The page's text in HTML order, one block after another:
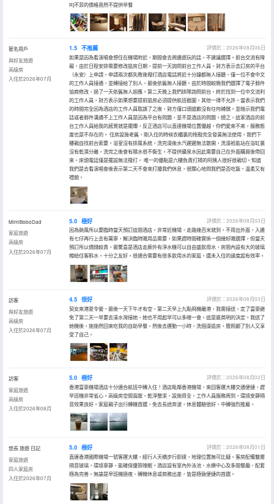
R]不菲的價格竟然不提供早餐
匿名用戶
與好友旅遊
高級房
入住於2026年07月
1.5 不推薦
評價於：2026年08月06日
如果是因為看演唱會想住在機場附近，期間會去周邊遊玩的話，不建議選擇。前台交流有障
礙，由於日程安排需要修改退房日期，提前一天詢問前台工作人員，對方表示去訂房的平台
（永安）上申請，申請兩次都失敗後撥打酒店電話將近十分鐘都無人接聽，僅一位不會中文
的工作人員接通，並轉接給了別人，最後依舊無人接聽。由於時間較晚我們選擇了電子郵件
協商修改，過了一天依舊無人迴應。第二天晚上我們排隊詢問前台，終於找到一位中文流利
的工作人員，對方表示如果想要提前退房必須提供航班截圖，其他一律不允許。當表示我們
的時間完全因為酒店的工作人員耽誤了之後，對方僅口頭道歉沒有任何補償。並暗示我們電
話或者郵件溝通不上工作人員是因為平台有問題，並不是酒店的問題。總之，這家酒店的前
台工作人員給我的感覺就是擺爛，反正酒店可以直達機場位置優越，你們愛來不來，服務態
度也是不存在的。 住房設施老舊，剛入住的時候衣櫃裏的拖鞋完全發黃無法使用，我們下
樓親自找前台索要。浴室沒有排風系統，洗完澡後水汽遲遲無法散開，洗澡衹能站在浴缸裏
沒有乾濕分離，洗完之後會有積水很不衞生。不提供礦泉水因此需要自己在外面購買後帶回
來。床頭電話僅是擺設無法撥打。 唯一的優點是六樓負責打掃的阿姨人很好很親切。知道
我們是去看演唱會後表示第二天不會來打擾我們休息，很關心地問我們是否吃飯，温柔又有
禮貌。
MimiBoboDad
家庭旅遊
高級房
入住於2026年07月
5.0 極好
評價於：2026年08月03日
因為颱風所以要臨時當天預訂這間酒店，非常近機場，走路幾百米就到，不用出外面，入邊
有七仔再行上去有萬寧，解決臨時嘅用品需要，如果趕時間確實係一個幾好嘅選擇，但當天
預訂所以價錢較貴。最驚喜是酒店走廊外有淨水機可以自由盛飲用水，房間內設有大的玻璃
樽給住客斟水。十分之友好。很適合需要有很多飲用水的家庭。還未入住的速度超有效率。
訪客
與好友旅遊
高級房
入住於2026年07月
4.5 很好
評價於：2026年08月03日
契女來港夏令營，最後一天下午才有空，第二天早上九點飛機離港，我需接送，定了富豪避
免了第二天一早要去清水灣接她，她也不用起早可以多睡一會。這是最英明的決定。我送了
她機後，施施然回來吃我的自助早餐，然後去運動一小時，洗個澡退房。暨照顧了別人又享
受了自己。
訪客
家庭旅遊
高級房
入住於2026年08月
5.0 極好
評價於：2026年08月02日
香港富豪機場酒店十分適合航班中轉入住！酒店毗鄰香港機場，來回客運大樓交通便捷，趕
早班機非常省心。高級房空間寬敞，乾淨整潔，設施齊全。工作人員服務周到，環境安靜隔
音效果良好。家庭親子出行轉機首選，免去長途奔波，休息體驗很好，中轉強烈推薦。
悠長 旅遊 日記
家庭旅遊
四人家庭房
入住於2026年07月
5.0 極好
評價於：2026年08月01日
直連香港國際機場一號客運大樓，經行人天橋步行即達，地理位置無可比擬。客房配備雙層
隔音玻璃，環境寧靜，能確保優質睡眠。酒店設有室內外泳池、水療中心及多間餐廳，配套
極為完善。無論是早班機過夜、轉機休息或商務出差，皆是極致便捷的首選。